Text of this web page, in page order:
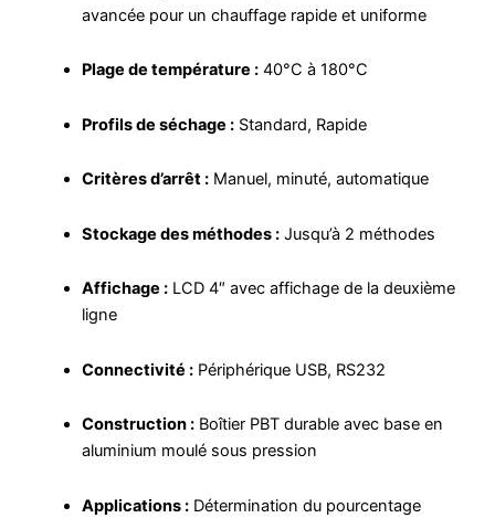
avancée pour un chauffage rapide et uniforme
Plage de température :40°C à 180°C
Profils de séchage :Standard, Rapide
Critères d’arrêt :Manuel, minuté, automatique
Stockage des méthodes :Jusqu’à 2 méthodes
Affichage :LCD 4″ avec affichage de la deuxième
ligne
Connectivité :Périphérique USB, RS232
Construction :Boîtier PBT durable avec base en
aluminium moulé sous pression
Applications :Détermination du pourcentage